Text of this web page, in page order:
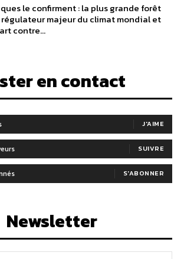
le confirment : la plus grande forêt
majeur du climat mondial et
contre...
en contact
J'AIME
SUIVRE
S'ABONNER
Newsletter